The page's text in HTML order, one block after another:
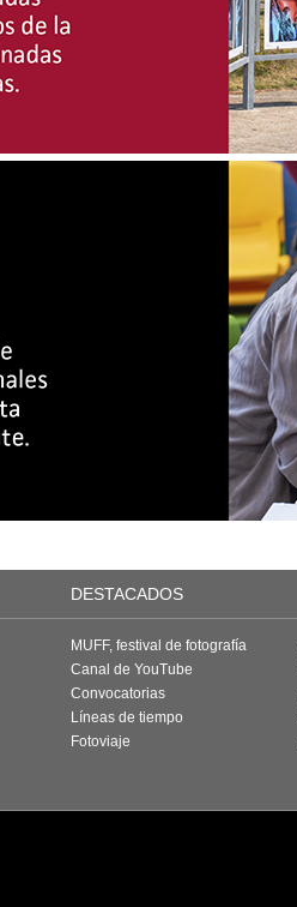
DESTACADOS
MUFF, festival de fotografía
Canal de YouTube
Convocatorias
Líneas de tiempo
Fotoviaje